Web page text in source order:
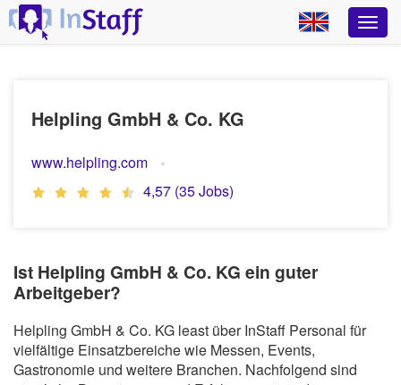
Helpling GmbH & Co. KG
www.helpling.com
4,57 (35 Jobs)
Ist Helpling GmbH & Co. KG ein guter
Arbeitgeber?
Helpling GmbH & Co. KG least über InStaff Personal für
vielfältige Einsatzbereiche wie Messen, Events,
Gastronomie und weitere Branchen. Nachfolgend sind